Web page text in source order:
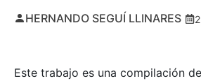
HERNANDO SEGUÍ LLINARES
Este trabajo es una compilación